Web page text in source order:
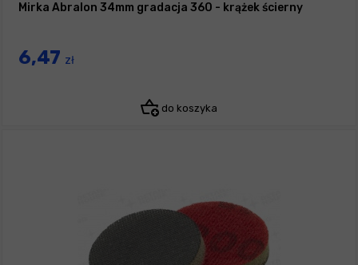
Mirka Abralon 34mm gradacja 360 - krążek ścierny
6,47 zł
do koszyka